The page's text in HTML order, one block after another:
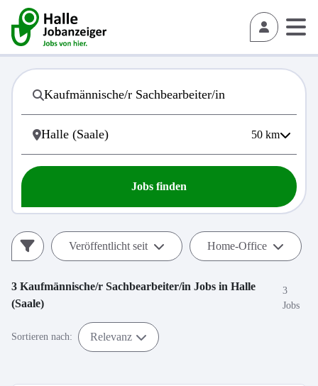
50 km
Jobs finden
Veröffentlicht seit Home-Office
3 Kaufmännische/r Sachbearbeiter/in Jobs in Halle
(Saale)
3
Jobs
Sortieren nach: Relevanz